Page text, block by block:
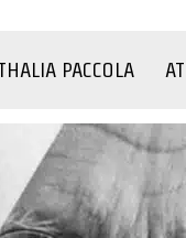
PACCOLA